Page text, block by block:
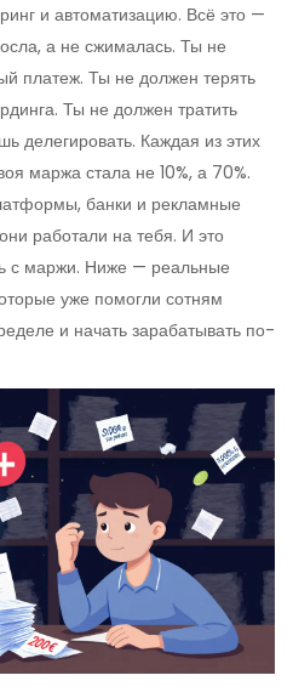
и автоматизацию. Всё это —
а не сжималась. Ты не
платеж. Ты не должен терять
Ты не должен тратить
делегировать. Каждая из этих
маржа стала не 10%, а 70%.
банки и рекламные
работали на тебя. И это
с маржи. Ниже — реальные
уже помогли сотням
и начать зарабатывать по-